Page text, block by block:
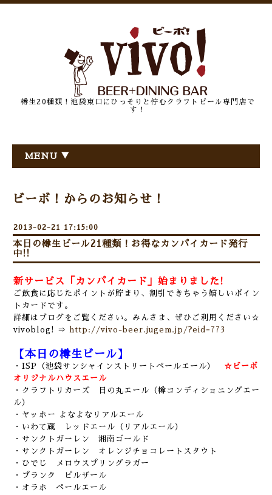
樽生20種類！池袋東口にひっそりと佇むクラフトビール専門店で
す！
MENU ▼
ビーボ！からのお知らせ！
2013-02-21 17:15:00
本日の樽生ビール21種類！お得なカンパイカード発行
中!!
新サービス「カンパイカード」始まりました!
ご飲食に応じたポイントが貯まり、割引できちゃう嬉しいポイン
トカードです。
詳細はブログをご覧ください。みんさま、ぜひご利用ください☆
vivoblog! ⇒
http://vivo-beer.jugem.jp/?eid=773
【本日の樽生ビール】
・ISP（池袋サンシャインストリートペールエール）
☆ビーボ
オリジナルハウスエール
・クラフトリカーズ 日の丸エール（樽コンディショニングエー
ル）
・ヤッホー よなよなリアルエール
・いわて蔵 レッドエール（リアルエール）
・サンクトガーレン 湘南ゴールド
・サンクトガーレン オレンジチョコレートスタウト
・ひでじ メロウスプリングラガー
・プランク ピルザール
・オラホ ペールエール